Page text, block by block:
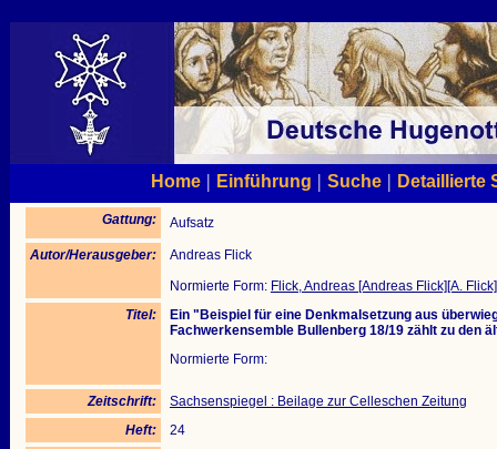
Home| Einführung | Suche| Detaillierte
Gattung: Aufsatz
Autor/Herausgeber:
Andreas Flick
Normierte Form: Flick, Andreas [Andreas Flick][A. Flick]
Titel:
Ein "Beispiel für eine Denkmalsetzung aus
Fachwerkensemble Bullenberg 18/19 zählt zu den
Normierte Form:
Zeitschrift:
Sachsenspiegel : Beilage zur Celleschen Zeitung
Heft:
24